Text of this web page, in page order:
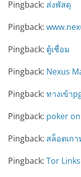
Pingback: ส่งพัสดุ
Pingback:
Pingback: ตู้เชื่อม
Pingback: Nexus
Pingback: ทางเข้า
Pingback: poker
Pingback: สล็อตเก
Pingback: Tor Links